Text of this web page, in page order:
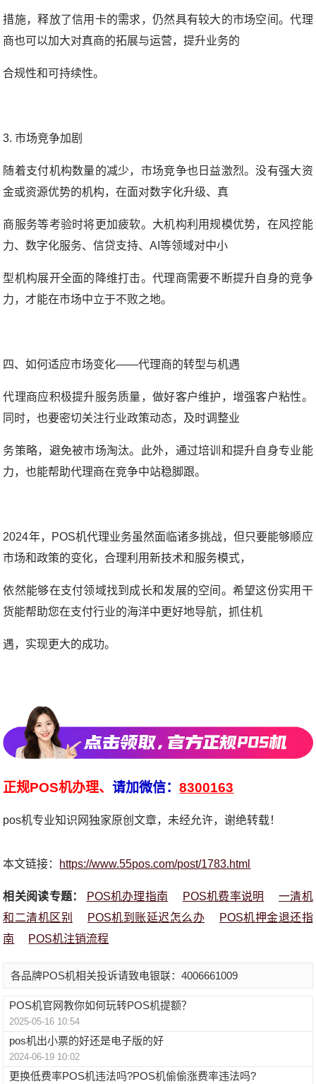
措施，释放了信用卡的需求，仍然具有较大的市场空间。代理
商也可以加大对真商的拓展与运营，提升业务的
合规性和可持续性。
3. 市场竞争加剧
随着支付机构数量的减少，市场竞争也日益激烈。没有强大资
金或资源优势的机构，在面对数字化升级、真
商服务等考验时将更加疲软。大机构利用规模优势，在风控能
力、数字化服务、信贷支持、AI等领域对中小
型机构展开全面的降维打击。代理商需要不断提升自身的竞争
力，才能在市场中立于不败之地。
四、如何适应市场变化——代理商的转型与机遇
代理商应积极提升服务质量，做好客户维护，增强客户粘性。
同时，也要密切关注行业政策动态，及时调整业
务策略，避免被市场淘汰。此外，通过培训和提升自身专业能
力，也能帮助代理商在竞争中站稳脚跟。
2024年，POS机代理业务虽然面临诸多挑战，但只要能够顺应
市场和政策的变化，合理利用新技术和服务模式，
依然能够在支付领域找到成长和发展的空间。希望这份实用干
货能帮助您在支付行业的海洋中更好地导航，抓住机
遇，实现更大的成功。
正规POS机办理、请加微信：8300163
pos机专业知识网独家原创文章，未经允许，谢绝转载！
本文链接： https://www.55pos.com/post/1783.html
相关阅读专题： POS机办理指南 POS机费率说明
一清机
和二清机区别
POS机到账延迟怎么办
POS机押金退还指
南
POS机注销流程
各品牌POS机相关投诉请致电银联：4006661009
POS机官网教你如何玩转POS机提额？
2025-05-16 10:54
pos机出小票的好还是电子版的好
2024-06-19 10:02
更换低费率POS机违法吗?POS机偷偷涨费率违法吗?